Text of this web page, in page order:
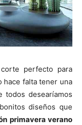
perfecto para
hace falta tener una
todos desearíamos
diseños que
primavera verano